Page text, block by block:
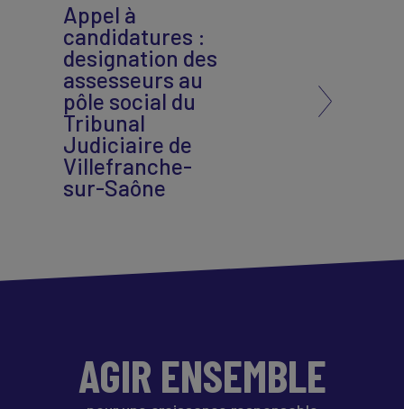
Appel à
candidatures :
designation des
assesseurs au
pôle social du
Tribunal
Judiciaire de
Villefranche-
sur-Saône
AGIR ENSEMBLE